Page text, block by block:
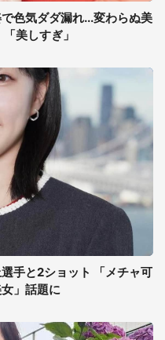
色気ダダ漏れ...変わらぬ美
美しすぎ」
手と2ショット 「メチャ可
」話題に